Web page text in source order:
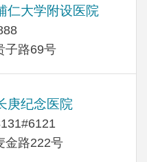
仁大学附设医院
子路69号
庚纪念医院
金路222号